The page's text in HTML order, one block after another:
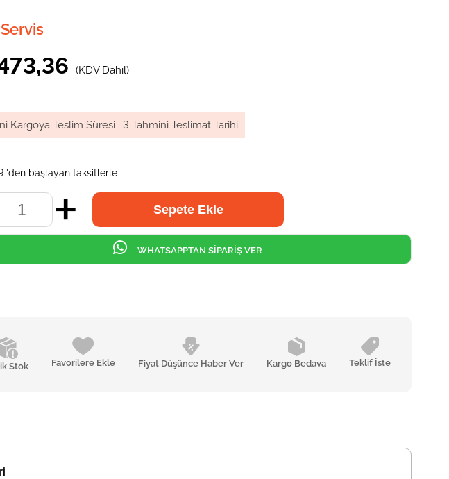
(KDV Dahil)
Kargoya Teslim Süresi : 3 Tahmini Teslimat Tarihi
'den başlayan taksitlerle
Stok Favorilere Ekle Fiyat Düşünce Haber Ver Kargo Bedava Teklif İste
WHATSAPPTAN SİPARİŞ VER